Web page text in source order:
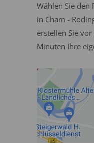
Wählen Sie den
in Cham -
erstellen Sie
Minuten Ihre